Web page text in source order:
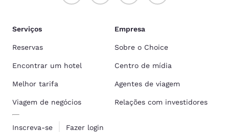
Serviços
Reservas
Encontrar um hotel
Melhor tarifa
Viagem de negócios
Inscreva-se Fazer login
Empresa
Sobre o Choice
Centro de mídia
Agentes de viagem
Relações com investidores